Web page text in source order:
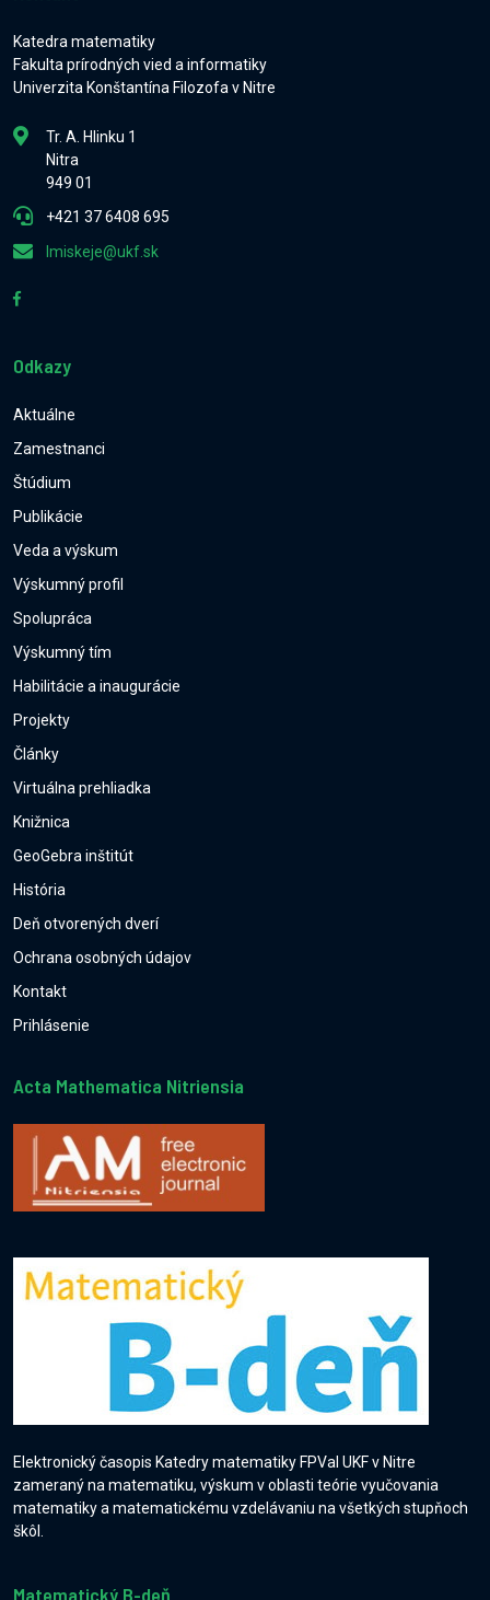
Katedra matematiky
Fakulta prírodných vied a informatiky
Univerzita Konštantína Filozofa v Nitre
Tr. A. Hlinku 1
Nitra
949 01
+421 37 6408 695
lmiskeje@ukf.sk
Odkazy
Aktuálne
Zamestnanci
Štúdium
Publikácie
Veda a výskum
Výskumný profil
Spolupráca
Výskumný tím
Habilitácie a inaugurácie
Projekty
Články
Virtuálna prehliadka
Knižnica
GeoGebra inštitút
História
Deň otvorených dverí
Ochrana osobných údajov
Kontakt
Prihlásenie
Acta Mathematica Nitriensia
Elektronický časopis Katedry matematiky FPVaI UKF v Nitre
zameraný na matematiku, výskum v oblasti teórie vyučovania
matematiky a matematickému vzdelávaniu na všetkých stupňoch
škôl.
Matematický B-deň